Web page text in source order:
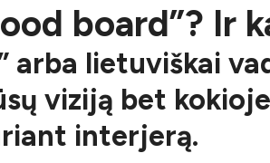
board”? Ir
arba lietuviškai
viziją bet
interjerą.